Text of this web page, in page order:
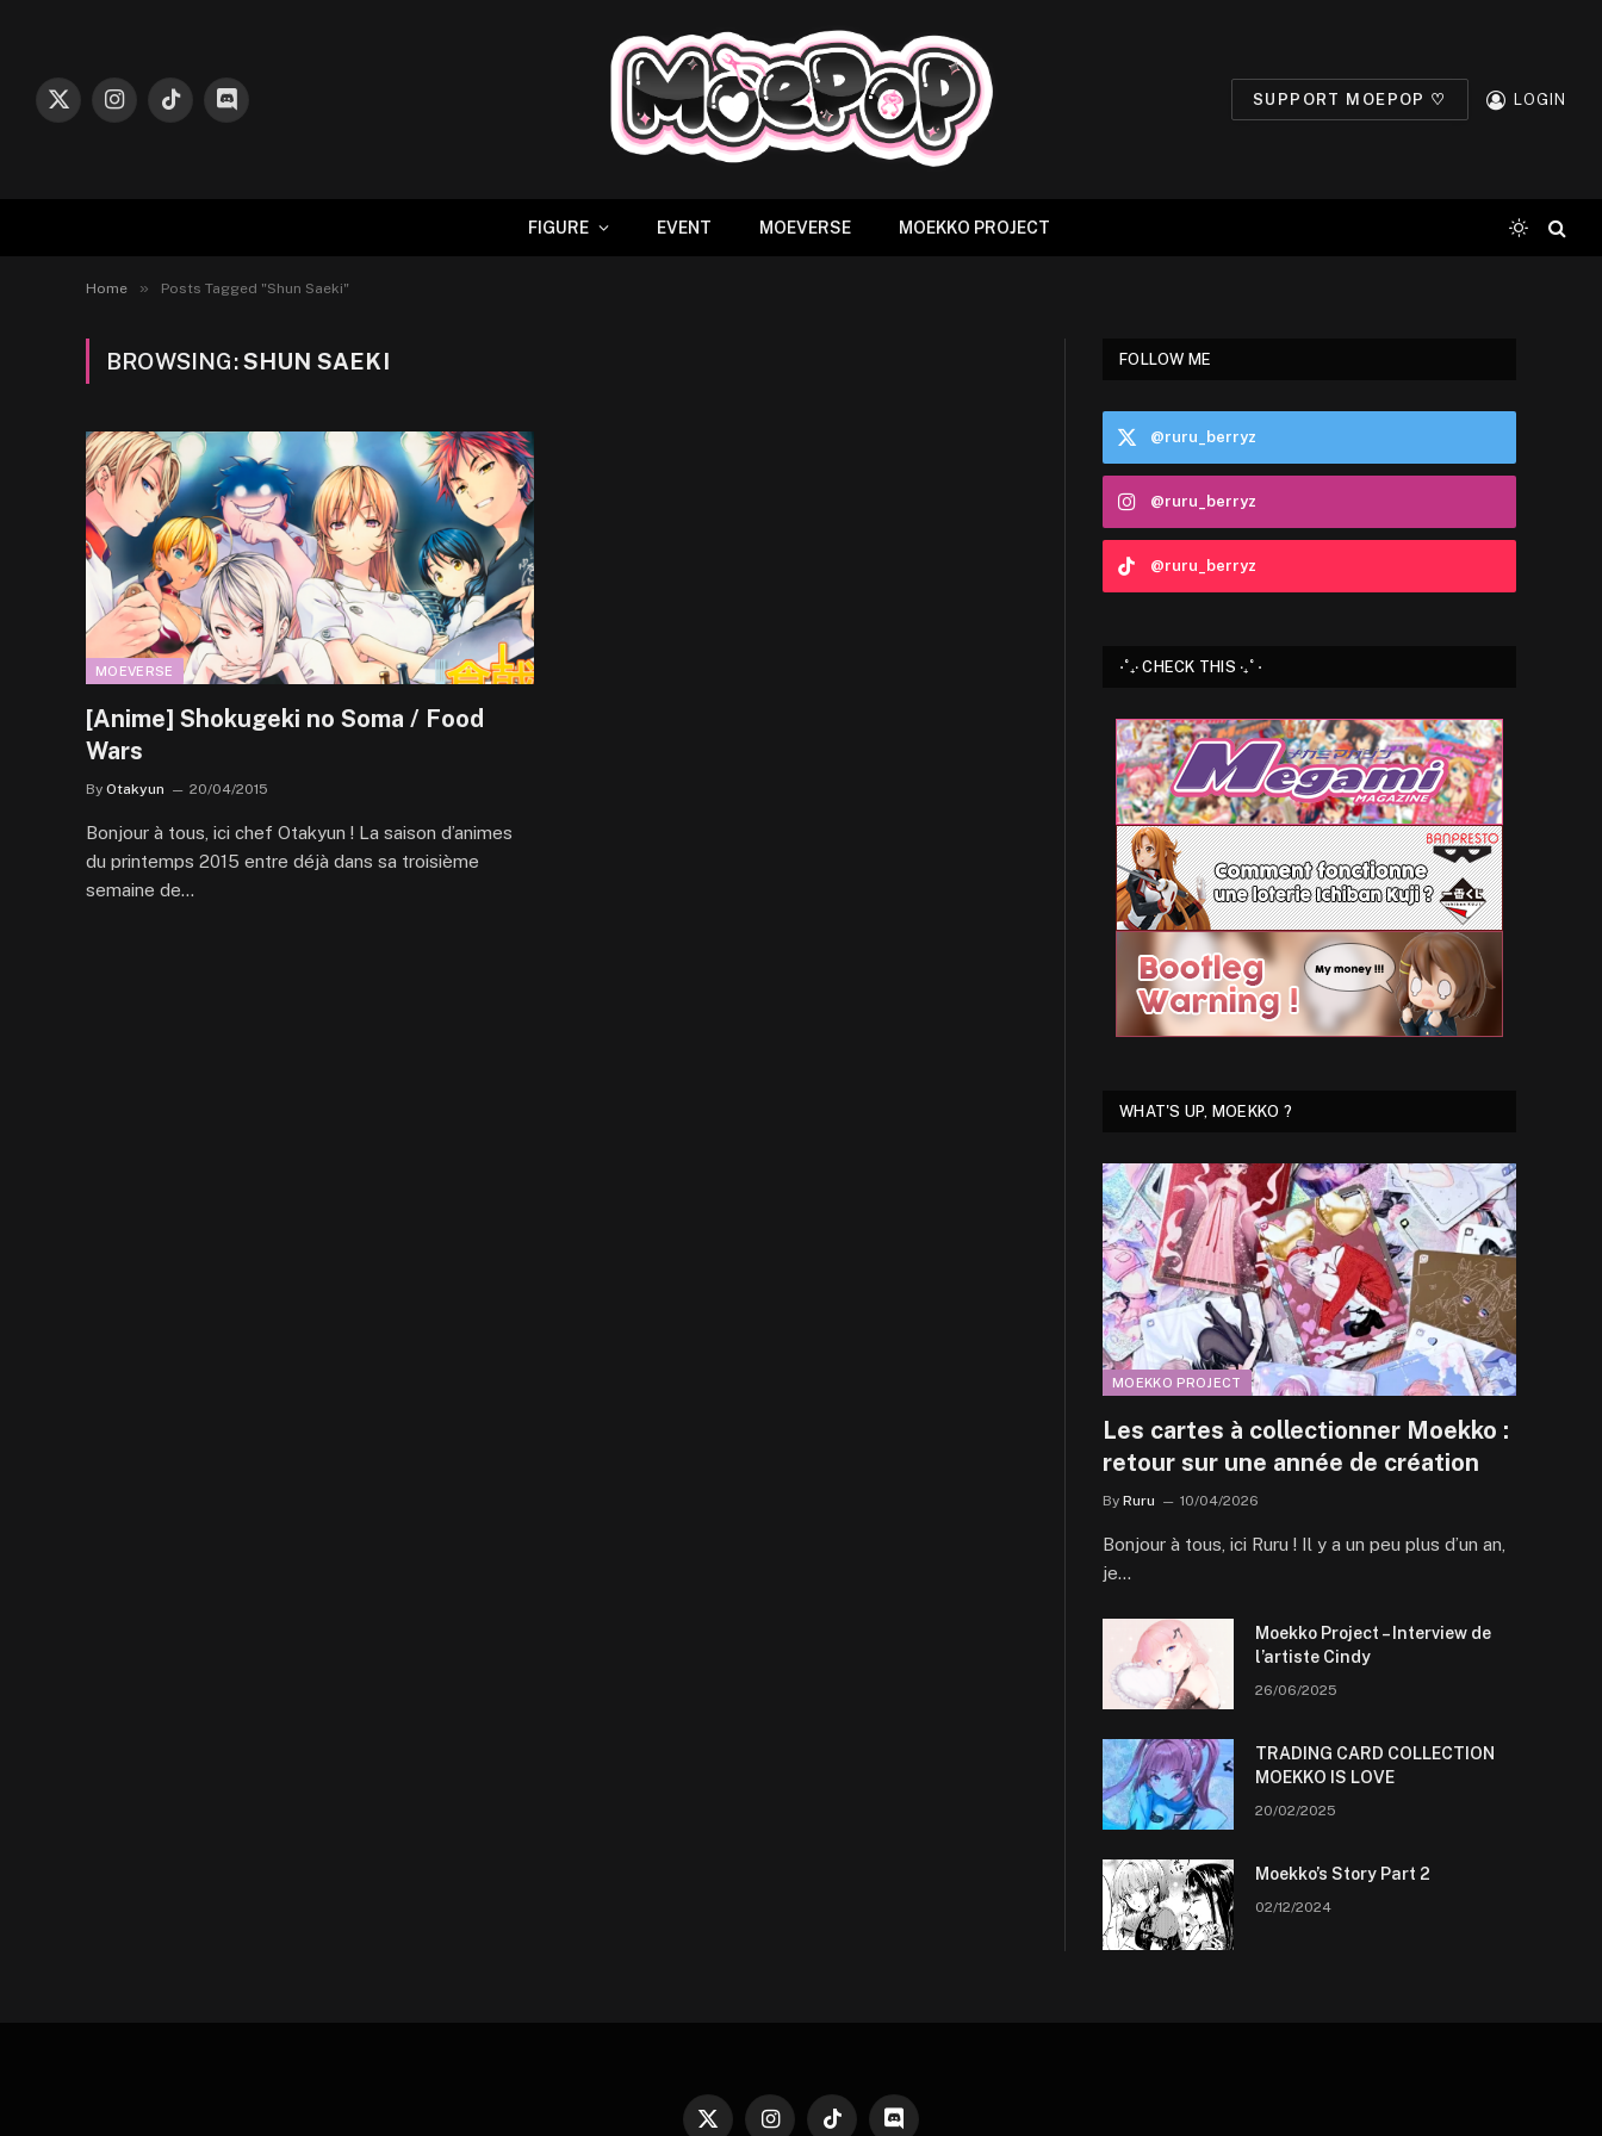
X
InstagramTikTokDiscord
SUPPORT MOEPOP ♡ LOGIN
FIGURE EVENT MOEVERSE MOEKKO PROJECT
Home » Posts Tagged "Shun Saeki"
BROWSING:SHUN SAEKI
MOEVERSE
[Anime] Shokugeki no Soma / Food
Wars
By Otakyun 20/04/2015
Bonjour à tous, ici chef Otakyun ! La saison d’animes
du printemps 2015 entre déjà dans sa troisième
semaine de…
FOLLOW ME
@ruru_berryz
@ruru_berryz
@ruru_berryz
⋅˚₊‧ CHECK THIS ‧₊˚ ⋅
WHAT'S UP, MOEKKO ?
MOEKKO PROJECT
Les cartes à collectionner Moekko :
retour sur une année de création
By Ruru 10/04/2026
Bonjour à tous, ici Ruru ! Il y a un peu plus d’un an,
je…
Moekko Project – Interview de
l’artiste Cindy
26/06/2025
TRADING CARD COLLECTION
MOEKKO IS LOVE
20/02/2025
Moekko’s Story Part 2
02/12/2024
X InstagramTikTok Discord